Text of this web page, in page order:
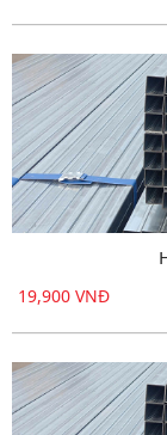
19,900 VNĐ
18,150 VNĐ